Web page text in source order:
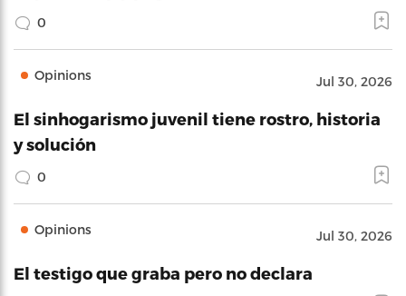
0
Opinions Jul 30, 2026
El sinhogarismo juvenil tiene rostro, historia
y solución
0
Opinions Jul 30, 2026
El testigo que graba pero no declara